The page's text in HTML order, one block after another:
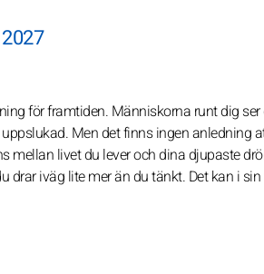
för framtiden. Människorna runt dig ser
Men det finns ingen anledning
mellan livet du lever och dina djupaste
iväg lite mer än du tänkt. Det kan i